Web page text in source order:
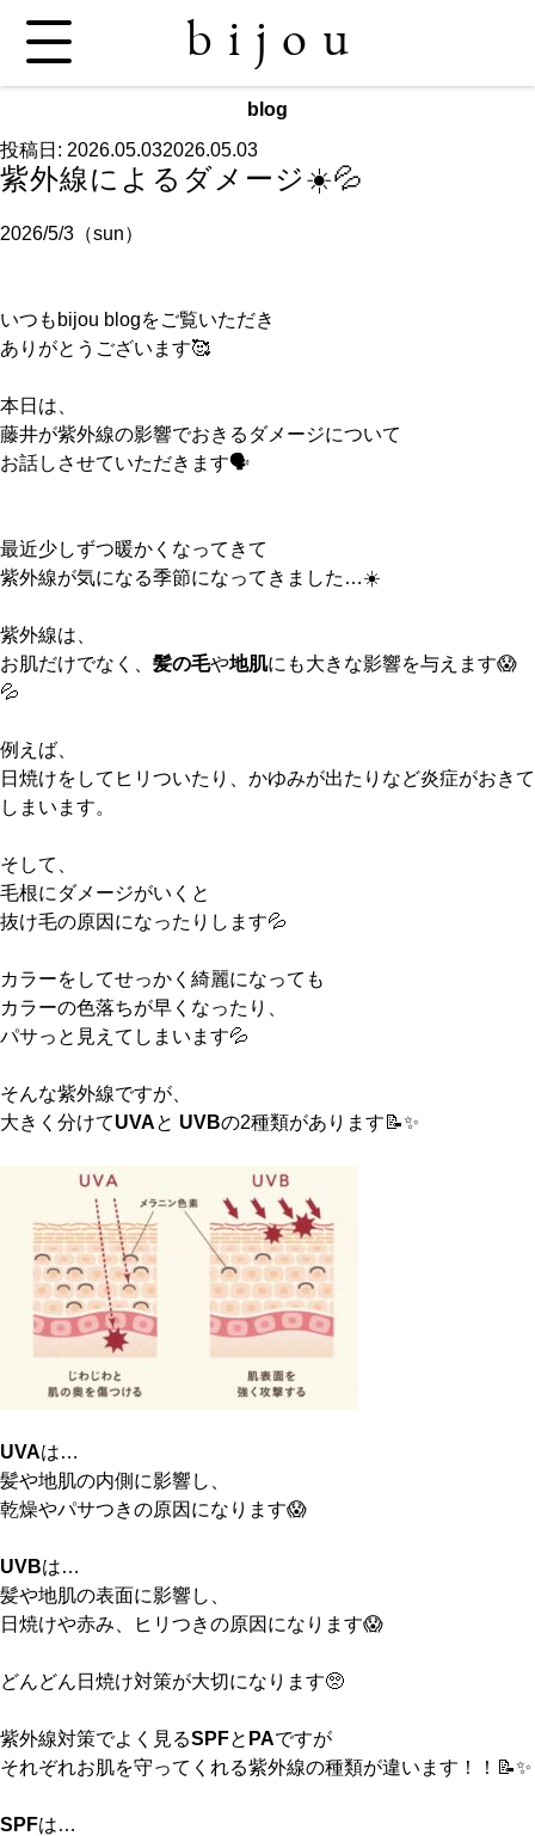
bijou
blog
投稿日: 2026.05.032026.05.03
紫外線によるダメージ☀️💦
2026/5/3（sun）
いつもbijou blogをご覧いただき
ありがとうございます🥰
本日は、
藤井が紫外線の影響でおきるダメージについて
お話しさせていただきます🗣️
最近少しずつ暖かくなってきて
紫外線が気になる季節になってきました…☀️
紫外線は、
お肌だけでなく、 髪の毛や地肌にも大きな影響を与えます😱
💦
例えば、
日焼けをしてヒリついたり、かゆみが出たりなど炎症がおきて
しまいます。
そして、
毛根にダメージがいくと
抜け毛の原因になったりします💦
カラーをしてせっかく綺麗になっても
カラーの色落ちが早くなったり、
パサっと見えてしまいます💦
そんな紫外線ですが、
大きく分けてUVAと UVBの2種類があります📝✨
UVAは…
髪や地肌の内側に影響し、
乾燥やパサつきの原因になります😱
UVBは…
髪や地肌の表面に影響し、
日焼けや赤み、ヒリつきの原因になります😱
どんどん日焼け対策が大切になります🥺
紫外線対策でよく見るSPFと PAですが
それぞれお肌を守ってくれる紫外線の種類が違います！！📝✨
SPFは…